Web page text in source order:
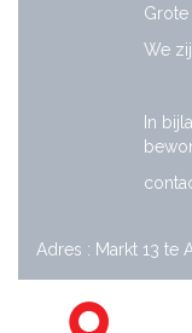
Grote
We
In
Adres : Markt 13 te